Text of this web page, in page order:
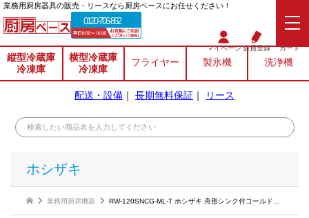
業務⽤厨房器具の販売・リースなら厨房ベースにお任せください！
0120-706-862
マイページ会員登録 カート
縦型冷蔵庫
冷凍庫
横型冷蔵庫
冷凍庫
フライヤー 製氷機 洗浄機
配送・設備 ｜ 長期無料保証 ｜ リース
ホシザキ
業務用厨房機器 RW-120SNCG-ML-T ホシザキ 舟形シンク付コールドテーブル